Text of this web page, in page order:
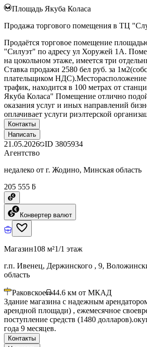
Площадь Якуба Коласа
Продажа торгового помещения в ТЦ
Продаётся торговое помещение
"Силуэт" по адресу ул Хоружей 1А.
на цокольном этаже, имеется три
Ставка продажи 2580 бел руб. за
плательщиком
трафик, находится в 100 метрах от
Якуба Коласа" Помещение отлично
оказания услуг и иных направлений
оплачивает услуги риэлтерской
Контакты
Написать
21.05.2026 ID 3805934
Агентство
недалеко от г. Жодино, Минская область
205 555 ƃ
Конвертер валют
Магазин108 м²1/1 этаж
г.п. Ивенец, Держинского , 9,
область
Раковское 44.6 км от МКАД
Здание магазина с надежным
арендной площади) , ежемесячное
поступление средств (1480
года 9 месяцев.
Контакты